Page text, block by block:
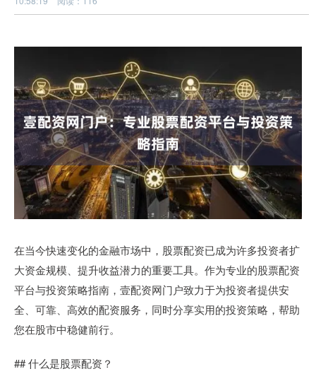
在当今快速变化的金融市场中，股票配资已成为许多投资者扩
大资金规模、提升收益潜力的重要工具。作为专业的股票配资
平台与投资策略指南，壹配资网门户致力于为投资者提供安
全、可靠、高效的配资服务，同时分享实用的投资策略，帮助
您在股市中稳健前行。
## 什么是股票配资？